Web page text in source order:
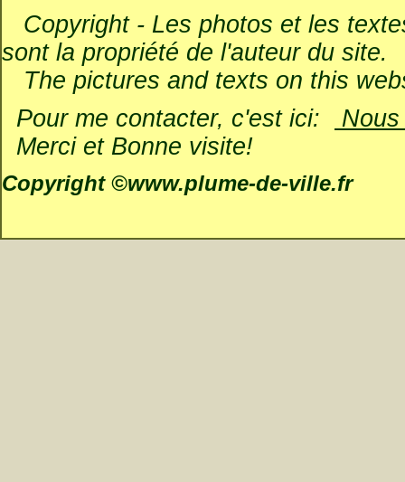
Copyright - Les photos et les
sont la propriété de l'auteur du site.
The pictures and texts on this
Pour me contacter, c'est ici:
Merci et Bonne visite!
Copyright ©www.plume-de-ville.fr